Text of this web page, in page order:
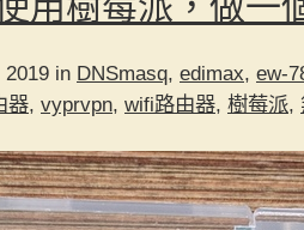
in DNSmasq, edimax, ew-
器, vyprvpn, wifi路由器, 樹莓派,